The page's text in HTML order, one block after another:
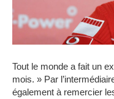
Tout le monde a fait un
mois. » Par
également à remercier